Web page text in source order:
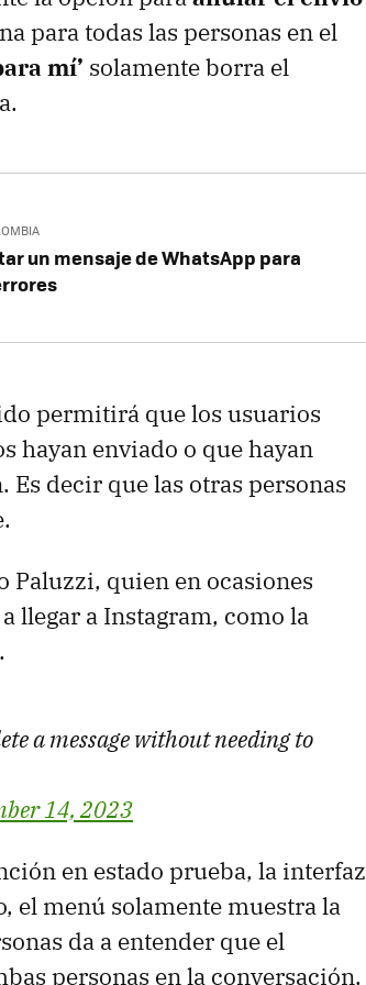
para todas las personas en el
mí’ solamente borra el
un mensaje de WhatsApp para
permitirá que los usuarios
hayan enviado o que hayan
decir que las otras personas
Paluzzi, quien en ocasiones
llegar a Instagram, como la
.
a message without needing to
14, 2023
en estado prueba, la interfaz
el menú solamente muestra la
da a entender que el
personas en la conversación.